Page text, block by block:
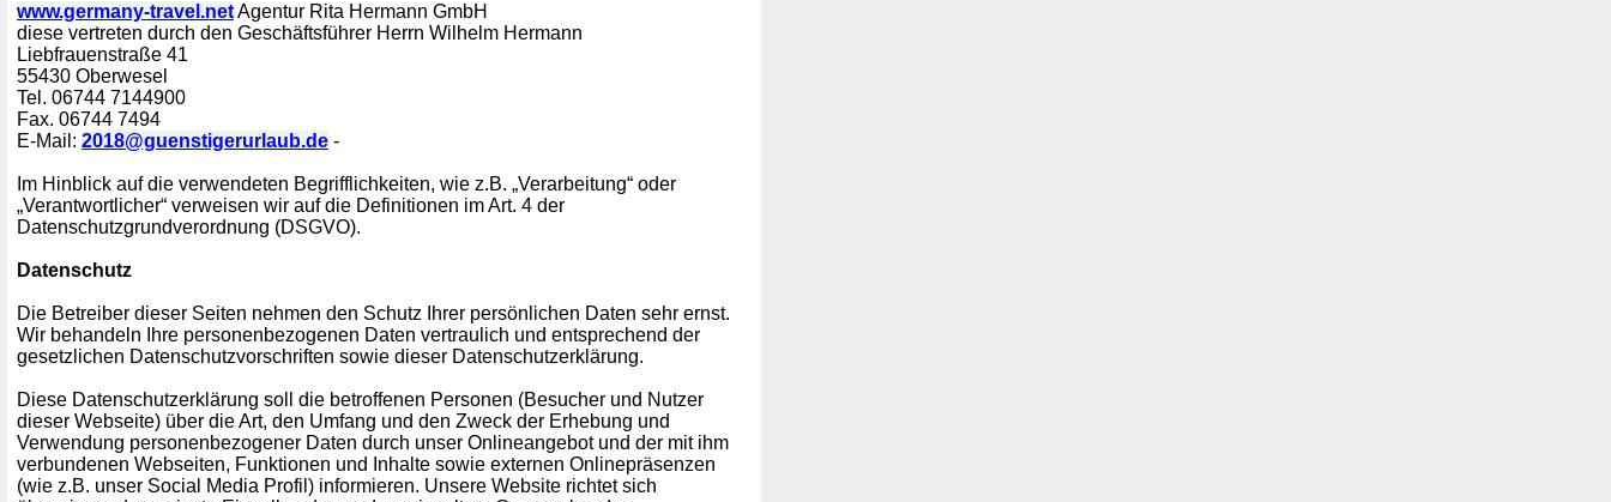
www.germany-travel.netAgentur Rita Hermann GmbH
diese vertreten durch den Geschäftsführer Herrn Wilhelm Hermann
Liebfrauenstraße 41
55430 Oberwesel
Tel. 06744 7144900
Fax. 06744 7494
E-Mail: 2018@guenstigerurlaub.de -
Im Hinblick auf die verwendeten Begrifflichkeiten, wie z.B. „Verarbeitung“ oder
„Verantwortlicher“ verweisen wir auf die Definitionen im Art. 4 der
Datenschutzgrundverordnung (DSGVO).
Datenschutz
Die Betreiber dieser Seiten nehmen den Schutz Ihrer persönlichen Daten sehr ernst.
Wir behandeln Ihre personenbezogenen Daten vertraulich und entsprechend der
gesetzlichen Datenschutzvorschriften sowie dieser Datenschutzerklärung.
Diese Datenschutzerklärung soll die betroffenen Personen (Besucher und Nutzer
dieser Webseite) über die Art, den Umfang und den Zweck der Erhebung und
Verwendung personenbezogener Daten durch unser Onlineangebot und der mit ihm
verbundenen Webseiten, Funktionen und Inhalte sowie externen Onlinepräsenzen
(wie z.B. unser Social Media Profil) informieren. Unsere Website richtet sich